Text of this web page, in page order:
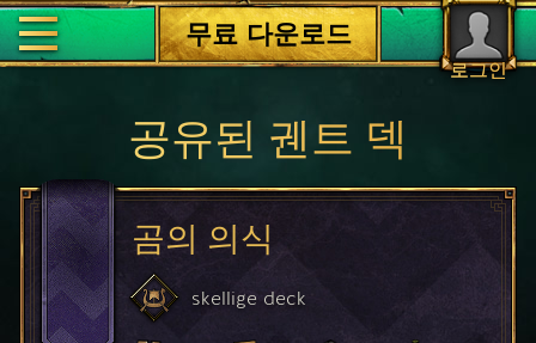
로그인
무료 다운로드
공유된 궨트 덱
곰의 의식
skellige deck